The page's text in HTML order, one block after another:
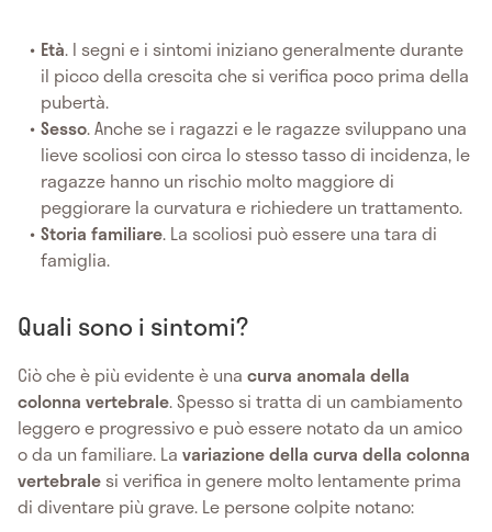
Età. I segni e i sintomi iniziano generalmente durante
il picco della crescita che si verifica poco prima della
pubertà.
Sesso. Anche se i ragazzi e le ragazze sviluppano una
lieve scoliosi con circa lo stesso tasso di incidenza, le
ragazze hanno un rischio molto maggiore di
peggiorare la curvatura e richiedere un trattamento.
Storia familiare. La scoliosi può essere una tara di
famiglia.
Quali sono i sintomi?
Ciò che è più evidente è una curva anomala della
colonna vertebrale. Spesso si tratta di un cambiamento
leggero e progressivo e può essere notato da un amico
o da un familiare. La variazione della curva della colonna
vertebrale si verifica in genere molto lentamente prima
di diventare più grave. Le persone colpite notano: